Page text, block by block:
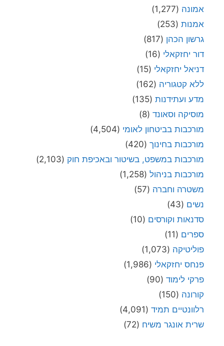
אמונה (1,277)
אמנות (253)
גרשון הכהן (817)
דור יחזקאלי (16)
דניאל יחזקאלי (15)
ללא קטגוריה (162)
מדע ועתידנות (135)
מוסיקה וסאונד (8)
מורכבות בביטחון לאומי (4,504)
מורכבות בחינוך (420)
מורכבות במשפט, בשיטור ובאכיפת חוק (2,103)
מורכבות בניהול (1,258)
משטרה וחברה (57)
נשים (43)
סדנאות וקורסים (10)
ספרים (11)
פוליטיקה (1,073)
פנחס יחזקאלי (1,986)
פרקי לימוד (90)
קורונה (150)
רלוונטיים תמיד (4,091)
שרית אונגר משיח (72)